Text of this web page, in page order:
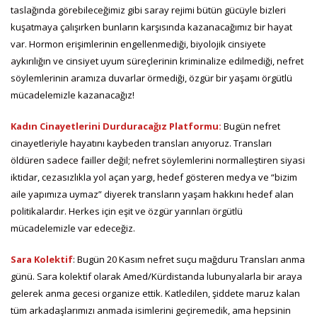
taslağında görebileceğimiz gibi saray rejimi bütün gücüyle bizleri
kuşatmaya çalışırken bunların karşısında kazanacağımız bir hayat
var. Hormon erişimlerinin engellenmediği, biyolojik cinsiyete
aykırılığın ve cinsiyet uyum süreçlerinin kriminalize edilmediği, nefret
söylemlerinin aramıza duvarlar örmediği, özgür bir yaşamı örgütlü
mücadelemizle kazanacağız!
Kadın Cinayetlerini Durduracağız Platformu: Bugün nefret
cinayetleriyle hayatını kaybeden transları anıyoruz. Transları
öldüren sadece failler değil; nefret söylemlerini normalleştiren siyasi
iktidar, cezasızlıkla yol açan yargı, hedef gösteren medya ve “bizim
aile yapımıza uymaz” diyerek transların yaşam hakkını hedef alan
politikalardır. Herkes için eşit ve özgür yarınları örgütlü
mücadelemizle var edeceğiz.
Sara Kolektif: Bugün 20 Kasım nefret suçu mağduru Transları anma
günü. Sara kolektif olarak Amed/Kürdistanda lubunyalarla bir araya
gelerek anma gecesi organize ettik. Katledilen, şiddete maruz kalan
tüm arkadaşlarımızı anmada isimlerini geçiremedik, ama hepsinin